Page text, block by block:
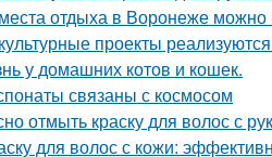
отдыха в Воронеже можно
проекты
у домашних котов и кошек.
связаны с космосом
отмыть краску для волос с рук
для волос с кожи: